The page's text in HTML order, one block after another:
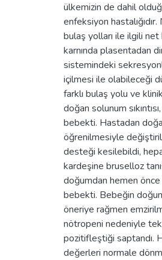
ülkemizin de dahil
enfeksiyon
bulaş yolları ile ilgili net
karnında plasentadan
sistemindeki
içilmesi ile olabileceği
farklı bulaş yolu ve
doğan solunum
bebekti. Hastadan
öğrenilmesiyle
desteği kesilebildi,
kardeşine bruselloz
doğumdan hemen önce
bebekti. Bebeğin
öneriye rağmen
nötropeni nedeniyle
pozitifleştiği saptandı.
değerleri normale